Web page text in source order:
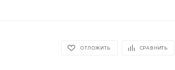
ОТЛОЖИТЬ СРАВНИТЬ